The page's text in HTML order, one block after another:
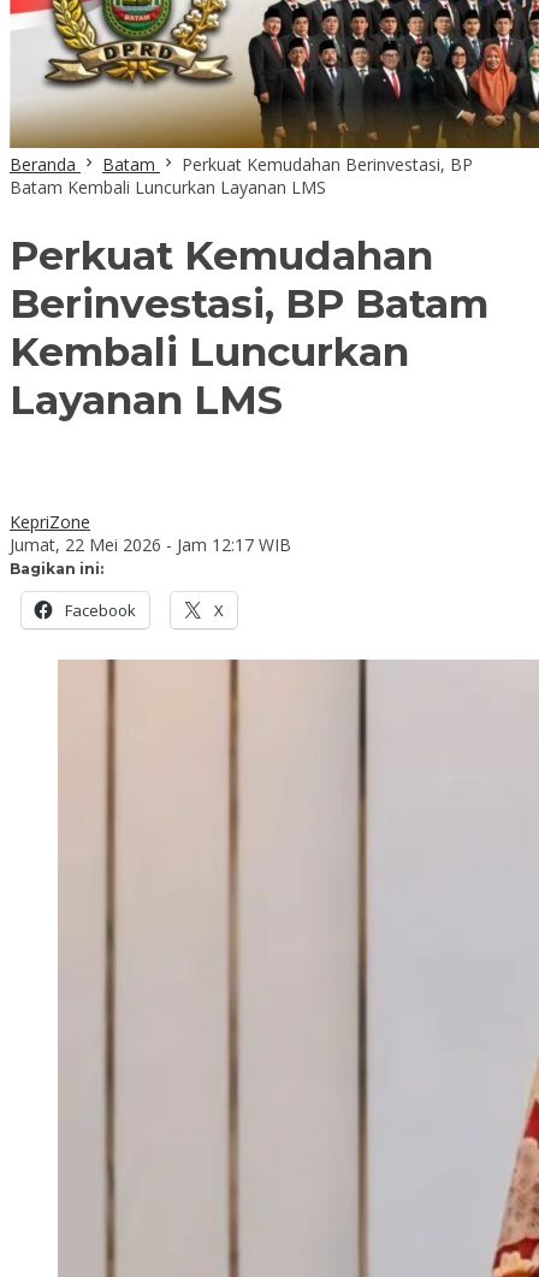
Beranda Batam
Perkuat Kemudahan Berinvestasi, BP
Batam Kembali Luncurkan Layanan LMS
Perkuat Kemudahan
Berinvestasi, BP Batam
Kembali Luncurkan
Layanan LMS
KepriZone
Jumat, 22 Mei 2026 - Jam 12:17 WIB
Bagikan ini:
Facebook X